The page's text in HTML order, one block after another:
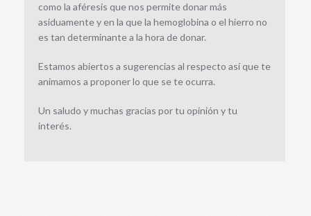
como la aféresis que nos permite donar más
asiduamente y en la que la hemoglobina o el hierro no
es tan determinante a la hora de donar.
Estamos abiertos a sugerencias al respecto así que te
animamos a proponer lo que se te ocurra.
Un saludo y muchas gracias por tu opinión y tu
interés.